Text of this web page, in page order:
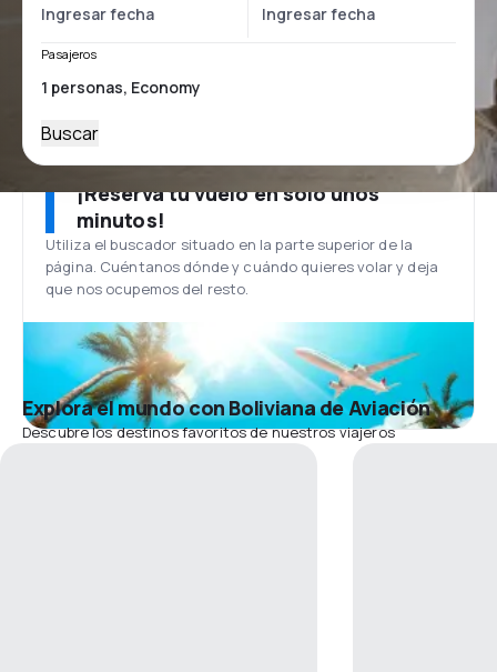
Pasajeros
Buscar
¡Reserva tu vuelo en solo unos
minutos!
Utiliza el buscador situado en la parte superior de la
página. Cuéntanos dónde y cuándo quieres volar y deja
que nos ocupemos del resto.
Explora el mundo con Boliviana de Aviación
Descubre los destinos favoritos de nuestros viajeros